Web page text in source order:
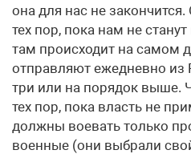
она для нас не
тех пор, пока нам не
там происходит на самом
отправляют ежедневно из
три или на порядок выше.
тех пор, пока власть не
должны воевать только
военные (они выбрали